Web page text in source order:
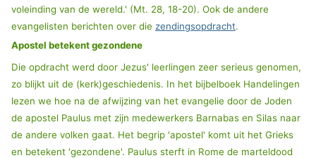
voleinding van de wereld.' (Mt. 28, 18-20). Ook de andere
evangelisten berichten over die zendingsopdracht.
Apostel betekent gezondene
Die opdracht werd door Jezus' leerlingen zeer serieus genomen,
zo blijkt uit de (kerk)geschiedenis. In het bijbelboek Handelingen
lezen we hoe na de afwijzing van het evangelie door de Joden
de apostel Paulus met zijn medewerkers Barnabas en Silas naar
de andere volken gaat. Het begrip 'apostel' komt uit het Grieks
en betekent 'gezondene'. Paulus sterft in Rome de marteldood